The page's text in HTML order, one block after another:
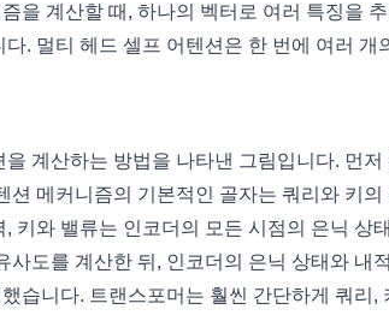
을 계산할 때, 하나의 벡터로 여러 특징을
. 멀티 헤드 셀프 어텐션은 한 번에 여러 개
계산하는 방법을 나타낸 그림입니다. 먼
션 메커니즘의 기본적인 골자는 쿼리와 키
키와 밸류는 인코더의 모든 시점의 은닉 상
사도를 계산한 뒤, 인코더의 은닉 상태와 내
습니다. 트랜스포머는 훨씬 간단하게 쿼리,